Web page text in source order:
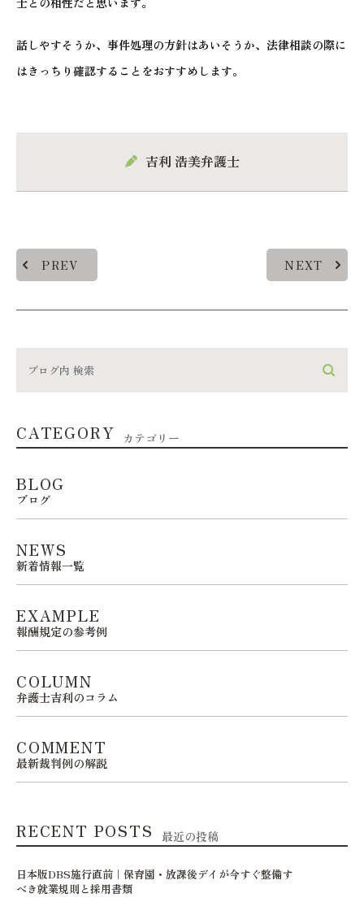
話しやすそうか、事件処理の方針はあいそうか、法律相談の際に
はきっちり確認することをおすすめします。
吉利 浩美弁護士
PREV NEXT
CATEGORY カテゴリー
BLOG
ブログ
NEWS
新着情報一覧
EXAMPLE
報酬規定の参考例
COLUMN
弁護士吉利のコラム
COMMENT
最新裁判例の解説
RECENT POSTS 最近の投稿
日本版DBS施行直前｜保育園・放課後デイが今すぐ整備す
べき就業規則と採用書類